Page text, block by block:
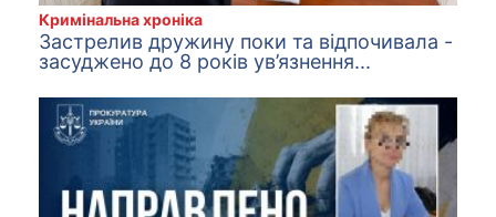
Кримінальна хроніка
Застрелив дружину поки та відпочивала -
засуджено до 8 років ув’язнення...